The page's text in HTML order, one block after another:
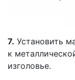
7. Установить
к
изголовье.